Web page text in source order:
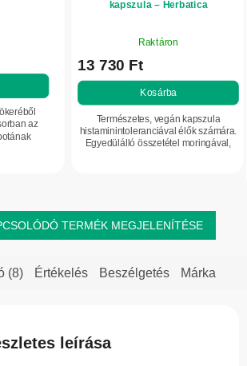
az
kapszula – Herbatica
átlagos
értékelése
5-
5,0
csillag.
Raktáron
13 730 Ft
Kosárba
Természetes, vegán kapszula
histaminintoleranciával élők számára.
Egyedülálló összetétel moringával,
TERMÉK MEGJELENÍTÉSE
(8) Értékelés Beszélgetés Márka
leírása